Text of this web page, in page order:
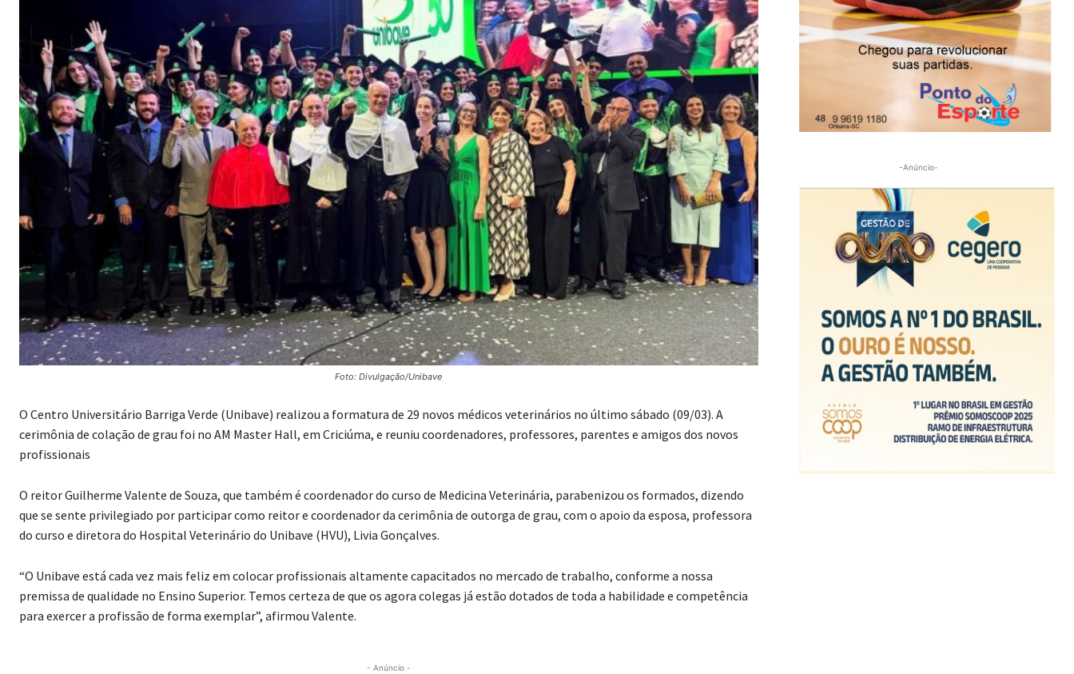
Foto: Divulgação/Unibave
O Centro Universitário Barriga Verde (Unibave) realizou a formatura de 29 novos médicos veterinários no último sábado (09/03). A
cerimônia de colação de grau foi no AM Master Hall, em Criciúma, e reuniu coordenadores, professores, parentes e amigos dos novos
profissionais
O reitor Guilherme Valente de Souza, que também é coordenador do curso de Medicina Veterinária, parabenizou os formados, dizendo
que se sente privilegiado por participar como reitor e coordenador da cerimônia de outorga de grau, com o apoio da esposa, professora
do curso e diretora do Hospital Veterinário do Unibave (HVU), Livia Gonçalves.
“O Unibave está cada vez mais feliz em colocar profissionais altamente capacitados no mercado de trabalho, conforme a nossa
premissa de qualidade no Ensino Superior. Temos certeza de que os agora colegas já estão dotados de toda a habilidade e competência
para exercer a profissão de forma exemplar”, afirmou Valente.
- Anúncio -
-Anúncio-